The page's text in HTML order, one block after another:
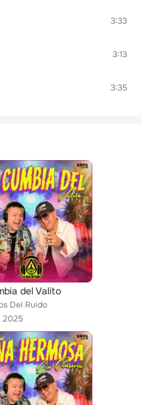
3:33
3:13
3:35
del Valito
Del Ruido
2025